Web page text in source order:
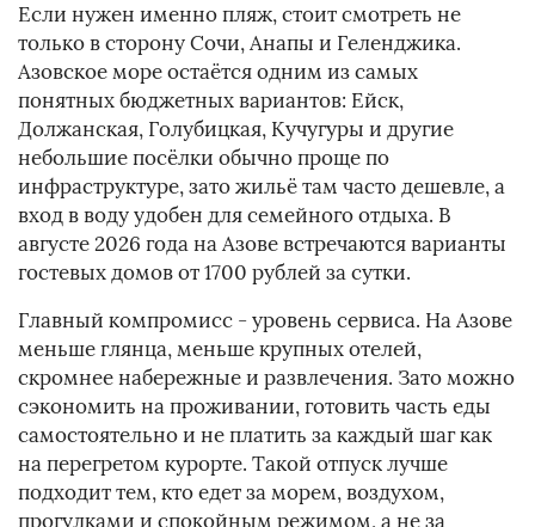
Если нужен именно пляж, стоит смотреть не
только в сторону Сочи, Анапы и Геленджика.
Азовское море остаётся одним из самых
понятных бюджетных вариантов: Ейск,
Должанская, Голубицкая, Кучугуры и другие
небольшие посёлки обычно проще по
инфраструктуре, зато жильё там часто дешевле, а
вход в воду удобен для семейного отдыха. В
августе 2026 года на Азове встречаются варианты
гостевых домов от 1700 рублей за сутки.
Главный компромисс - уровень сервиса. На Азове
меньше глянца, меньше крупных отелей,
скромнее набережные и развлечения. Зато можно
сэкономить на проживании, готовить часть еды
самостоятельно и не платить за каждый шаг как
на перегретом курорте. Такой отпуск лучше
подходит тем, кто едет за морем, воздухом,
прогулками и спокойным режимом, а не за